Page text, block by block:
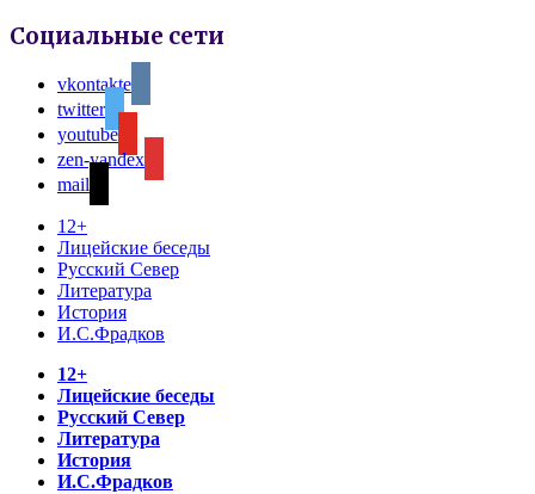
Социальные сети
vkontakte
twitter
youtube
zen-yandex
mail
12+
Лицейские беседы
Русский Север
Литература
История
И.С.Фрадков
12+
Лицейские беседы
Русский Север
Литература
История
И.С.Фрадков